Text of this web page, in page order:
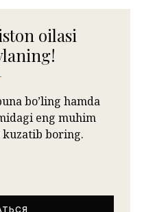
oilasi
bo’ling hamda
eng muhim
kuzatib boring.